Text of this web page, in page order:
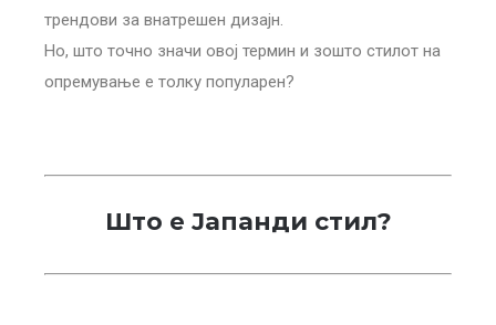
трендови за внатрешен дизајн.
Но, што точно значи овој термин и зошто стилот на
опремување е толку популарен?
Што е Јапанди стил?